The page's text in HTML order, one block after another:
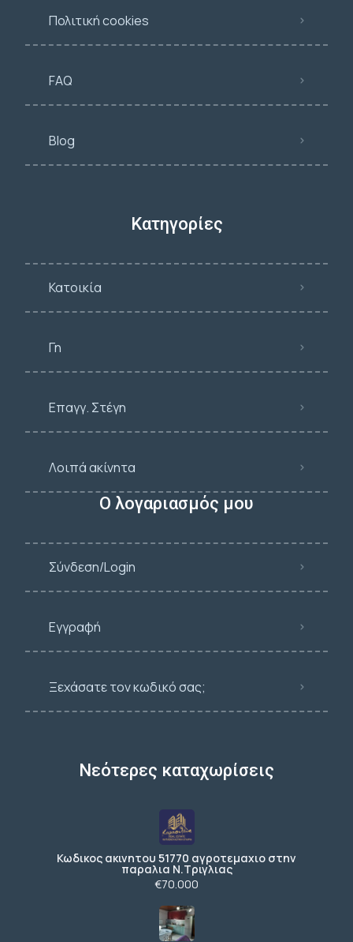
Πολιτική cookies
FAQ
Blog
Κατηγορίες
Κατοικία
Γη
Επαγγ. Στέγη
Λοιπά ακίνητα
Ο λογαριασμός μου
Σύνδεση/Login
Εγγραφή
Ξεχάσατε τον κωδικό σας;
Νεότερες καταχωρίσεις
Κωδικος ακινητου 51770 αγροτεμαχιο στην
παραλια Ν.Τριγλιας
€70.000